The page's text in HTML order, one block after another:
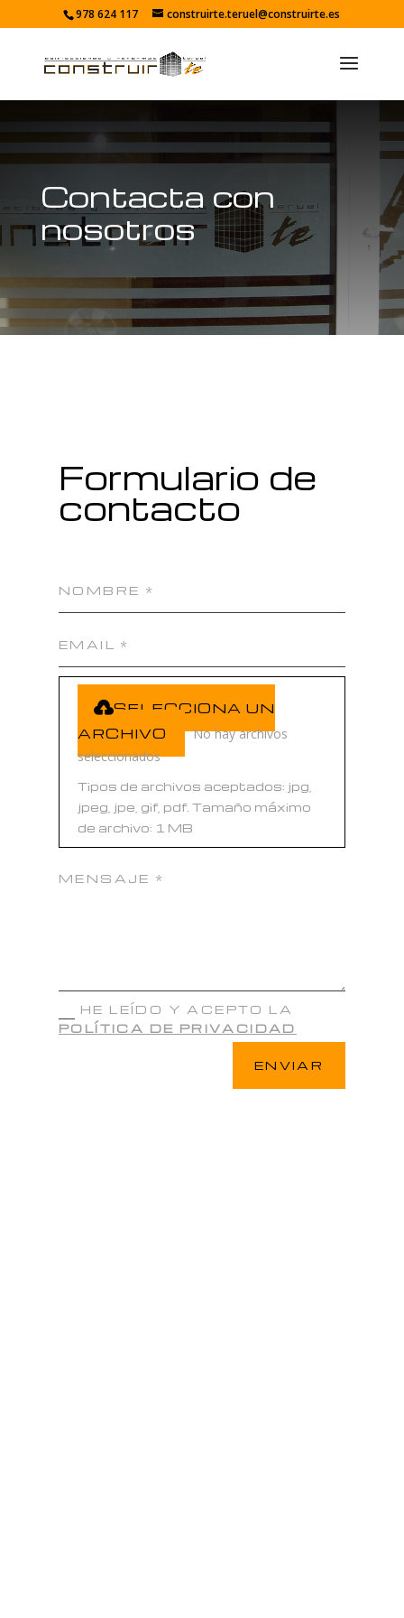
978 624 117 construirte.teruel@construirte.es
Contacta con
nosotros
Formulario de
contacto
File InputSELECCIONA UN
ARCHIVO
No hay archivos
seleccionados
Tipos de archivos aceptados: jpg,
jpeg, jpe, gif, pdf. Tamaño máximo
de archivo: 1 MB
HE LEÍDO Y ACEPTO LA
POLÍTICA DE PRIVACIDAD
ENVIAR